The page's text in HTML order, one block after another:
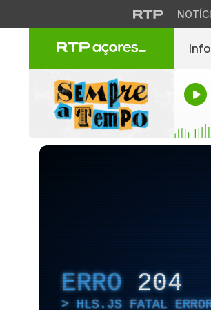
ERRO 204
HLS.JS FATAL